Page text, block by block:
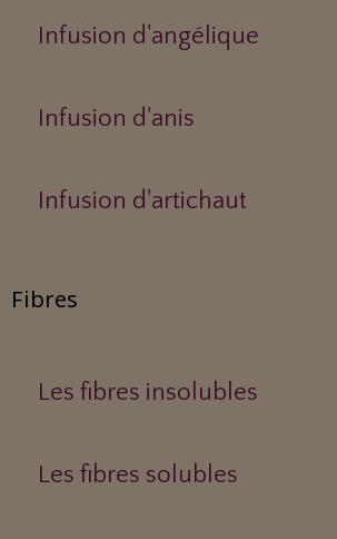
Infusion d'angélique
Infusion d'anis
Infusion d'artichaut
Fibres
Les fibres insolubles
Les fibres solubles